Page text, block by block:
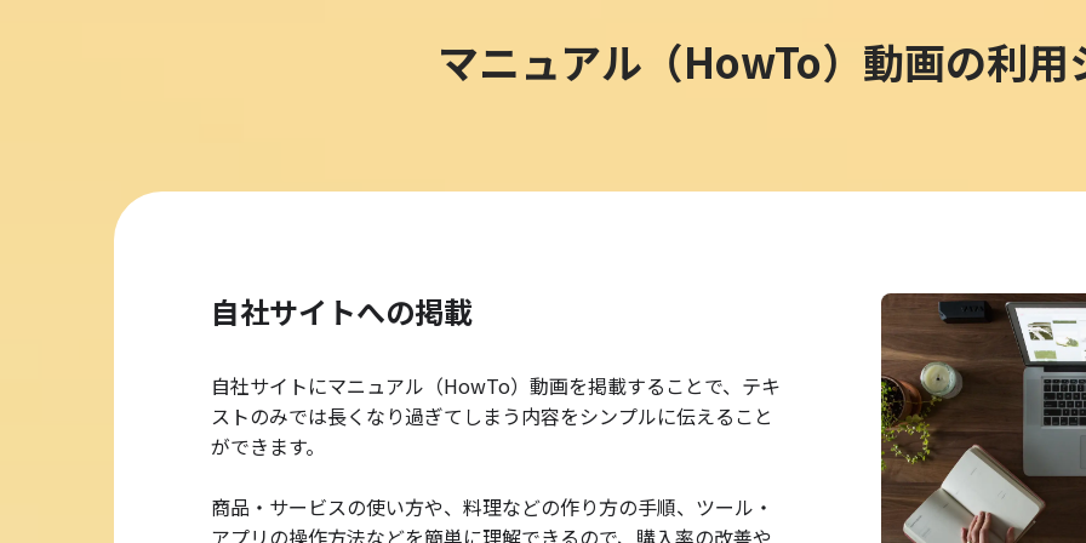
マニュアル（HowTo）動画の利用
自社サイトへの掲載
自社サイトにマニュアル（HowTo）動画を掲載することで、テキ
ストのみでは長くなり過ぎてしまう内容をシンプルに伝えること
ができます。
商品・サービスの使い方や、料理などの作り方の手順、ツール・